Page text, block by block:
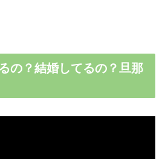
の？結婚してるの？旦那